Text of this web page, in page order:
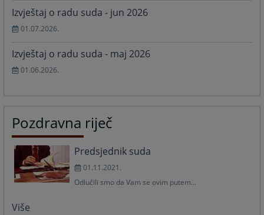
Izvještaj o radu suda - jun 2026
01.07.2026.
Izvještaj o radu suda - maj 2026
01.06.2026.
Pozdravna riječ
Predsjednik suda
01.11.2021.
Odlučili smo da Vam se ovim putem...
Više